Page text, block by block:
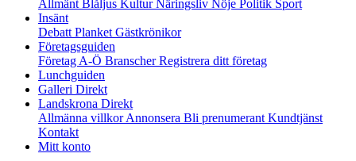
Allmänt Blåljus KulturNäringsliv Nöje Politik Sport
Insänt
Debatt Planket Gästkrönikor
Företagsguiden
Företag A-Ö BranscherRegistrera ditt företag
Lunchguiden
Galleri Direkt
Landskrona Direkt
Allmänna villkorAnnonsera Bli prenumerant Kundtjänst
Kontakt
Mitt konto